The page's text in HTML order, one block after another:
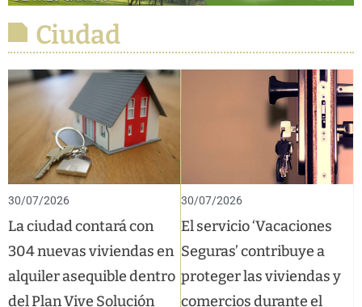
Ciudad
30/07/2026
La ciudad contará con
304 nuevas viviendas en
alquiler asequible dentro
del Plan Vive Solución
30/07/2026
El servicio ‘Vacaciones
Seguras’ contribuye a
proteger las viviendas y
comercios durante el